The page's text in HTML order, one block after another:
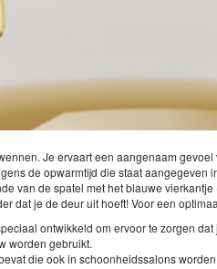
Je ervaart een aangenaam
de opwarmtijd die staat
van de spatel met het blauwe
dat je de deur uit hoeft! Voor een
ontwikkeld om ervoor te zorgen
worden gebruikt.
die ook in schoonheidssalons